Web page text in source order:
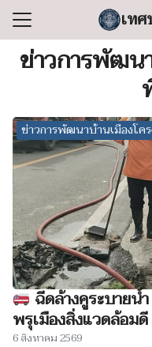
Skip
content
เท
ทศบาล
ารงาน
อง/ร้องเรียน
ารสนเทศ
ทศบาล
Search
for:
ข่าวการพัฒน
ข่าวการพัฒนาบ้านเมืองโค
ฉีดล้างคูระบาย
พรุเมืองสิ่งแวดล้อมดี
6 สิงหาคม 2569